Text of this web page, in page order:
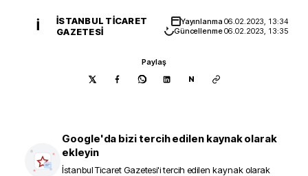
İ
İSTANBUL TICARET
GAZETESI
Yayınlanma06.02.2023, 13:34
Güncellenme06.02.2023, 13:35
Paylaş
N
Google'da bizi tercih edilen kaynak olarak
ekleyin
İstanbul Ticaret Gazetesi'i tercih edilen kaynak olarak